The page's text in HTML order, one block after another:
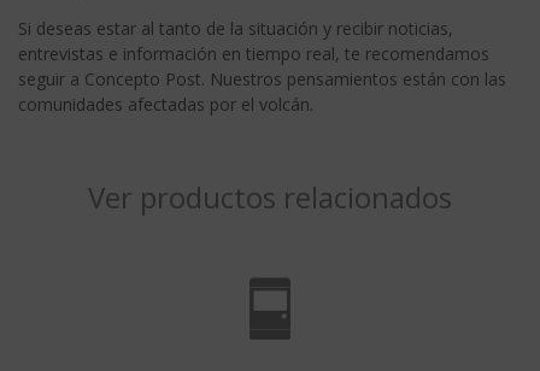
Si deseas estar al tanto de la situación y recibir noticias,
entrevistas e información en tiempo real, te recomendamos
seguir a Concepto Post. Nuestros pensamientos están con las
comunidades afectadas por el volcán.
Ver productos relacionados